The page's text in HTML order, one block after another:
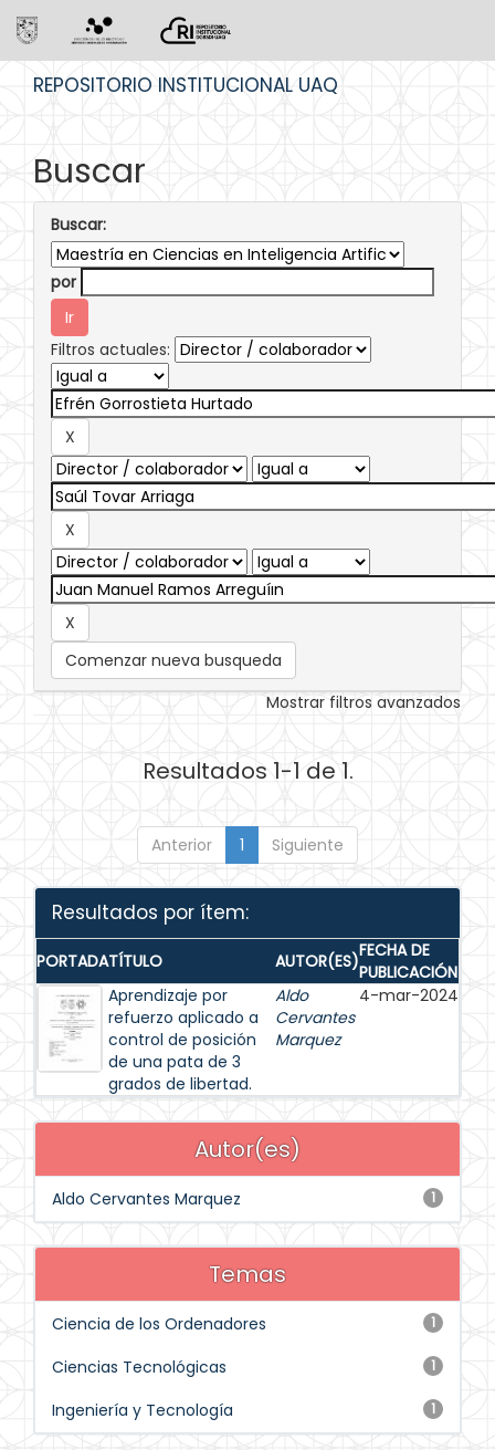
REPOSITORIO INSTITUCIONAL UAQ
Buscar
Buscar:
por
Filtros actuales:
Comenzar nueva busqueda
Mostrar filtros avanzados
Resultados 1-1 de 1.
Anterior 1 Siguiente
Resultados por ítem:
PORTADATÍTULO AUTOR(ES)FECHA DE
PUBLICACIÓN
Aprendizaje por
refuerzo aplicado a
control de posición
de una pata de 3
grados de libertad.
Aldo
Cervantes
Marquez
4-mar-2024
Autor(es)
1
Aldo Cervantes Marquez
Temas
1
Ciencia de los Ordenadores
1
Ciencias Tecnológicas
1
Ingeniería y Tecnología